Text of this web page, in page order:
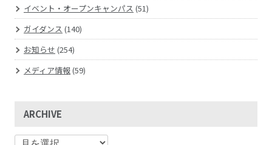
イベント・オープンキャンパス (51)
ガイダンス (140)
お知らせ (254)
メディア情報(59)
ARCHIVE